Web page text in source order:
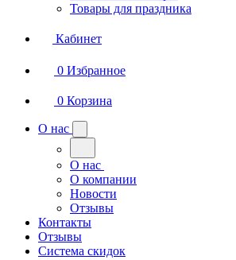
Товары для праздника
Кабинет
0 Избранное
0 Корзина
О нас
О нас
О компании
Новости
Отзывы
Контакты
Отзывы
Система скидок